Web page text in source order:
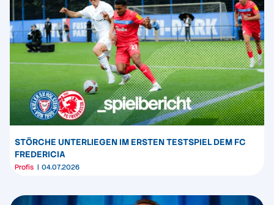
STÖRCHE UNTERLIEGEN IM ERSTEN TESTSPIEL DEM FC
FREDERICIA
Profis 04.07.2026